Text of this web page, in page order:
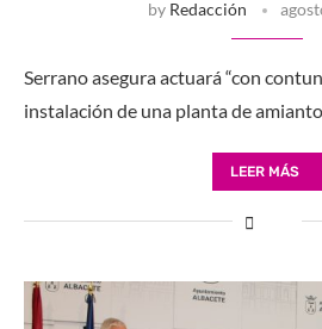
by Redacción
Serrano asegura actuará “con
instalación de una planta de
LEER MÁS